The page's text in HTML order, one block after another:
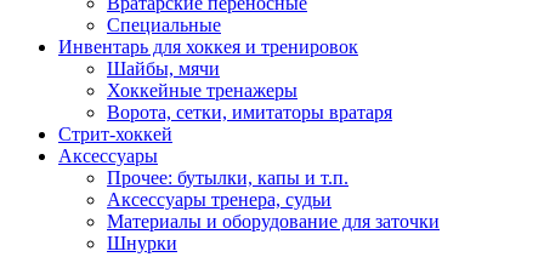
Специальные
Инвентарь для хоккея и тренировок
Шайбы, мячи
Хоккейные тренажеры
Ворота, сетки, имитаторы вратаря
Стрит-хоккей
Аксессуары
Прочее: бутылки, капы и т.п.
Аксессуары тренера, судьи
Материалы и оборудование для заточки
Шнурки